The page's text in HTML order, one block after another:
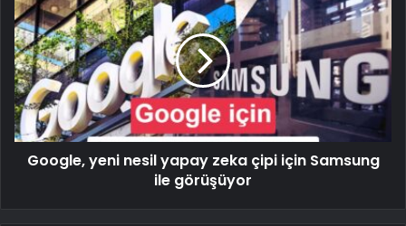
Google, yeni nesil yapay zeka çipi için Samsung
ile görüşüyor